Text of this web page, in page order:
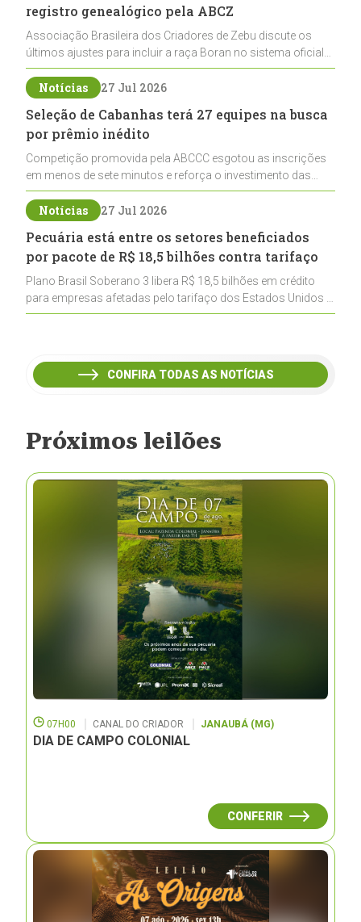
registro genealógico pela ABCZ
Associação Brasileira dos Criadores de Zebu discute os
últimos ajustes para incluir a raça Boran no sistema oficial
de registros, abrindo caminho para sua expansão na
pecuária nacional
Notícias 27 Jul 2026
Seleção de Cabanhas terá 27 equipes na busca
por prêmio inédito
Competição promovida pela ABCCC esgotou as inscrições
em menos de sete minutos e reforça o investimento das
cabanhas na seleção genética de Cavalos Crioulos voltados
ao laço
Notícias 27 Jul 2026
Pecuária está entre os setores beneficiados
por pacote de R$ 18,5 bilhões contra tarifaço
Plano Brasil Soberano 3 libera R$ 18,5 bilhões em crédito
para empresas afetadas pelo tarifaço dos Estados Unidos e
inclui a pecuária entre os setores estratégicos
CONFIRA TODAS AS NOTÍCIAS
Próximos leilões
07H00 CANAL DO CRIADOR JANAUBÁ (MG)
DIA DE CAMPO COLONIAL
CONFERIR